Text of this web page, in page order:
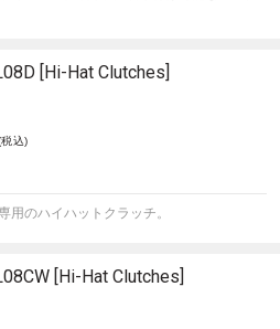
[Hi-Hat Clutches]
税込)
用のハイハットクラッチ。
[Hi-Hat Clutches]